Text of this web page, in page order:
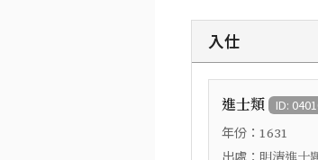
入仕
進士類 ID:
年份： 1631
出處：